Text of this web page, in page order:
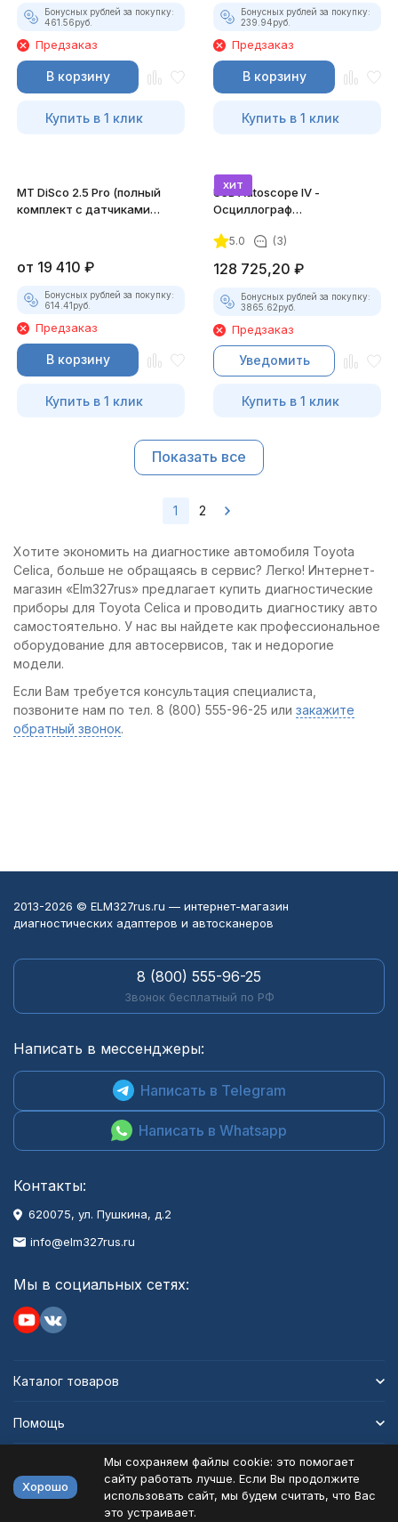
Бонусных рублей за покупку:
461.56руб.
Предзаказ
В корзину
Купить в 1 клик
Бонусных рублей за покупку:
239.94руб.
Предзаказ
В корзину
Купить в 1 клик
MT DiSco 2.5 Pro (полный
комплект с датчиками
от 19 410 ₽
Бонусных рублей за покупку:
614.41руб.
Предзаказ
В корзину
Купить в 1 клик
хит
USB Autoscope IV -
Осциллограф
комплект)
5.0 (3)
128 725,20 ₽
Бонусных рублей за покупку:
3865.62руб.
Предзаказ
Уведомить
Купить в 1 клик
Показать все
1 2
Хотите экономить на диагностике автомобиля Toyota
Celica, больше не обращаясь в сервис? Легко! Интернет-
магазин «Elm327rus» предлагает купить диагностические
приборы для Toyota Celica и проводить диагностику авто
самостоятельно. У нас вы найдете как профессиональное
оборудование для автосервисов, так и недорогие
модели.
Если Вам требуется консультация специалиста,
позвоните нам по тел. 8 (800) 555-96-25 или закажите
обратный звонок.
2013-2026 © ELM327rus.ru — интернет-магазин
диагностических адаптеров и автосканеров
8 (800) 555-96-25
Звонок бесплатный по РФ
Написать в мессенджеры:
Написать в Telegram
Написать в Whatsapp
Контакты:
620075, ул. Пушкина, д.2
info@elm327rus.ru
Мы в социальных сетях:
Каталог товаров
Помощь
Политика персональных данных
Хорошо
Мы сохраняем файлы cookie: это помогает
сайту работать лучше. Если Вы продолжите
использовать сайт, мы будем считать, что Вас
это устраивает.